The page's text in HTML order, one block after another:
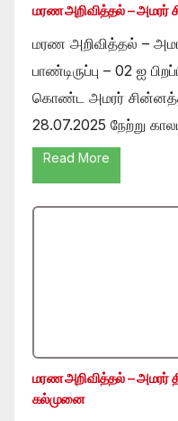
மரண அறிவித்தல் – அமரர்
மரண அறிவித்தல் –
பாண்டிருப்பு – 02 ஐ
கொண்ட அமரர்
28.07.2025 நேற்று
Read More
மரண அறிவித்தல் – அமரர்
கல்முனை